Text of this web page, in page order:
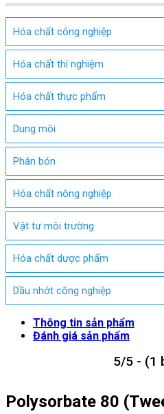
Hóa chất công nghiệp
Hóa chất thí nghiệm
Hóa chất thực phẩm
Dung môi
Phân bón
Hóa chất nông nghiệp
Vật tư môi trường
Hóa chất dược phẩm
Dầu nhớt công nghiệp
Thông tin sản phẩm
Đánh giá sản phẩm
5/5 - (1
Polysorbate 80